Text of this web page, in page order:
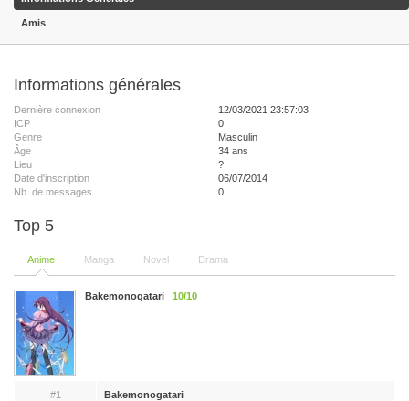
Amis
Informations générales
Dernière connexion
12/03/2021 23:57:03
ICP
0
Genre
Masculin
Âge
34 ans
Lieu
?
Date d'inscription
06/07/2014
Nb. de messages
0
Top 5
Anime Manga Novel Drama
Bakemonogatari 10/10
#1 Bakemonogatari